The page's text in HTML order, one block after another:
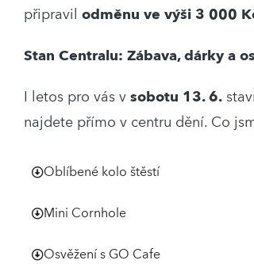
připravilodměnu ve výši 3 000
Stan Centralu: Zábava, dárky a
I letos pro vás vsobotu 13. 6.
najdete přímo v centru dění. Co
Oblíbené kolo štěstí
Mini Cornhole
Osvěžení s GO Cafe